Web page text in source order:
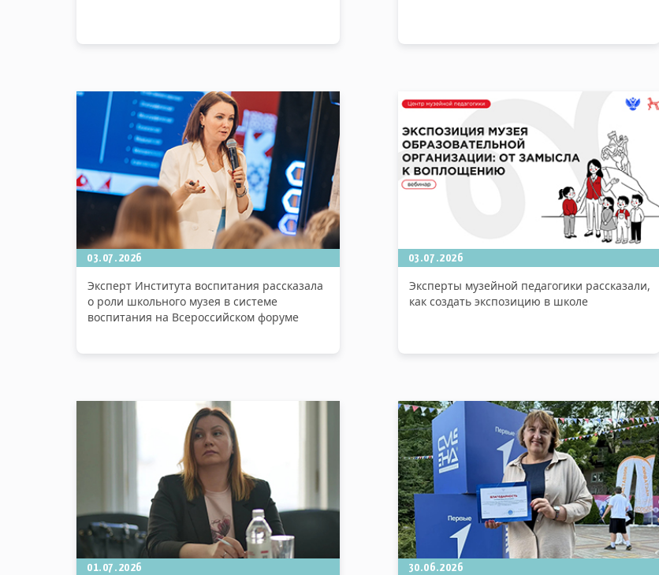
03.07.2026
Эксперт Института воспитания рассказала
о роли школьного музея в системе
воспитания на Всероссийском форуме
03.07.2026
Эксперты музейной педагогики рассказали,
как создать экспозицию в школе
01.07.2026
30.06.2026